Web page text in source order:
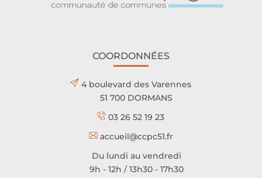
COORDONNÉES
4 boulevard des Varennes
51 700 DORMANS
03 26 52 19 23
accueil@ccpc51.fr
Du lundi au vendredi
9h - 12h / 13h30 - 17h30